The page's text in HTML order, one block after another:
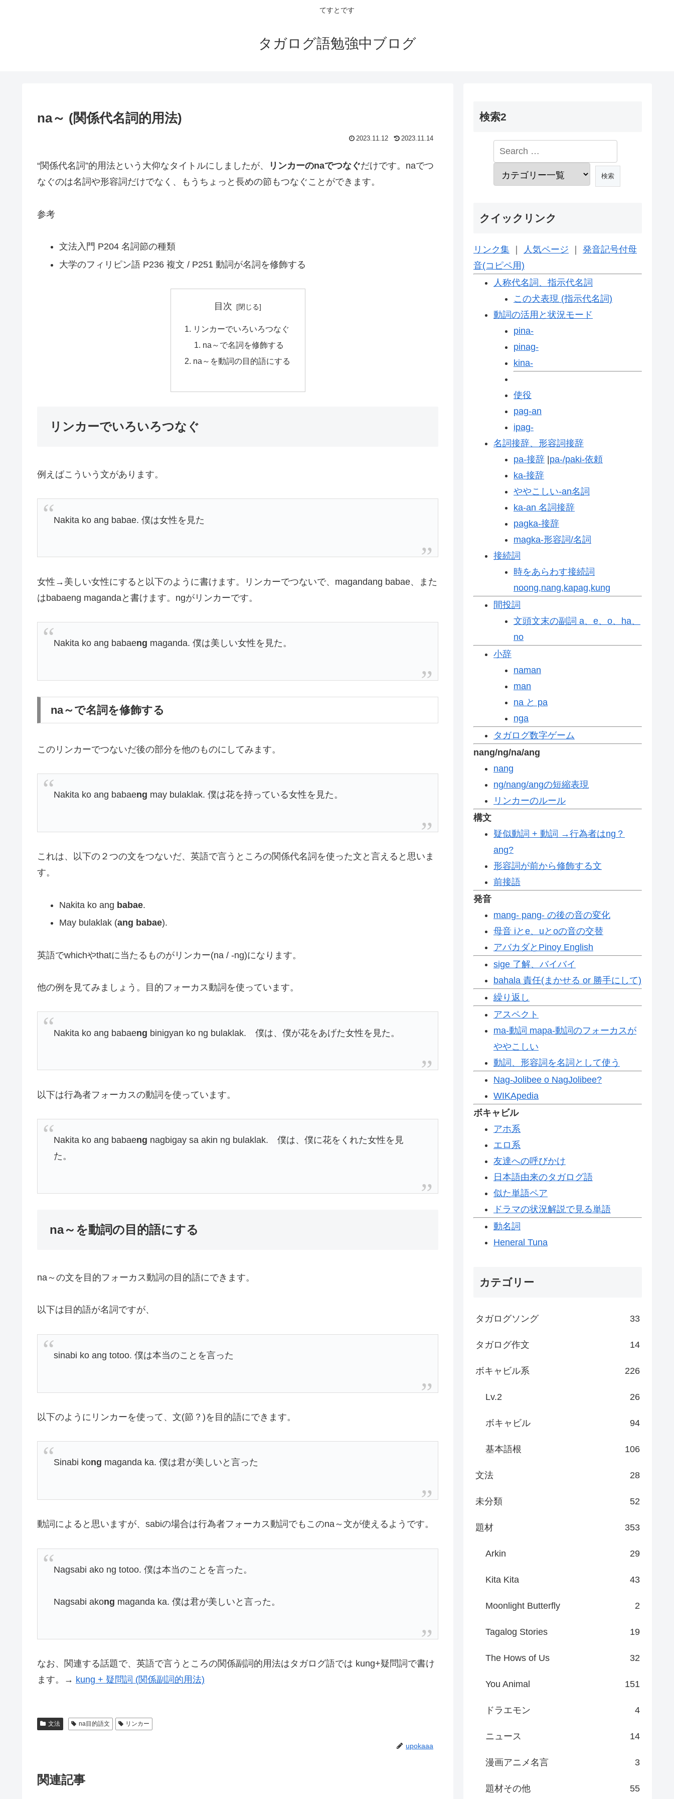
てすとです
タガログ語勉強中ブログ
na～ (関係代名詞的用法)
2023.11.12 2023.11.14
“関係代名詞”的用法という大仰なタイトルにしましたが、 リンカーのnaでつなぐだけです。naでつ
なぐのは名詞や形容詞だけでなく、もうちょっと長めの節もつなぐことができます。
参考
文法入門 P204 名詞節の種類
大学のフィリピン語 P236 複文 / P251 動詞が名詞を修飾する
目次
リンカーでいろいろつなぐ
na～で名詞を修飾する
na～を動詞の目的語にする
リンカーでいろいろつなぐ
例えばこういう文があります。
Nakita ko ang babae. 僕は女性を見た
女性→美しい女性にすると以下のように書けます。リンカーでつないで、magandang babae、また
はbabaeng magandaと書けます。ngがリンカーです。
Nakita ko ang babaeng maganda. 僕は美しい女性を見た。
na～で名詞を修飾する
このリンカーでつないだ後の部分を他のものにしてみます。
Nakita ko ang babaeng may bulaklak. 僕は花を持っている女性を見た。
これは、以下の２つの文をつないだ、英語で言うところの関係代名詞を使った文と言えると思いま
す。
Nakita ko ang babae.
May bulaklak (ang babae).
英語でwhichやthatに当たるものがリンカー(na / -ng)になります。
他の例を見てみましょう。目的フォーカス動詞を使っています。
Nakita ko ang babaeng binigyan ko ng bulaklak. 僕は、僕が花をあげた女性を見た。
以下は行為者フォーカスの動詞を使っています。
Nakita ko ang babaeng nagbigay sa akin ng bulaklak. 僕は、僕に花をくれた女性を見
た。
na～を動詞の目的語にする
na～の文を目的フォーカス動詞の目的語にできます。
以下は目的語が名詞ですが、
sinabi ko ang totoo. 僕は本当のことを言った
以下のようにリンカーを使って、文(節？)を目的語にできます。
Sinabi kong maganda ka. 僕は君が美しいと言った
動詞によると思いますが、sabiの場合は行為者フォーカス動詞でもこのna～文が使えるようです。
Nagsabi ako ng totoo. 僕は本当のことを言った。
Nagsabi akong maganda ka. 僕は君が美しいと言った。
なお、関連する話題で、英語で言うところの関係副詞的用法はタガログ語では kung+疑問詞で書け
ます。→ kung + 疑問詞 (関係副詞的用法)
文法 na目的語文 リンカー
upokaaa
関連記事
検索2
クイックリンク
リンク集 人気ページ
発音記号付母
音(コピペ用)
人称代名詞、指示代名詞
この犬表現 (指示代名詞)
動詞の活用と状況モード
pina-
pinag-
kina-
使役
pag-an
ipag-
名詞接辞、形容詞接辞
pa-接辞 pa-/paki-依頼
ka-接辞
ややこしい-an名詞
ka-an 名詞接辞
pagka-接辞
magka-形容詞/名詞
接続詞
時をあらわす接続詞
noong,nang,kapag,kung
間投詞
文頭文末の副詞 a、e、o、ha、
no
小辞
naman
man
na と pa
nga
タガログ数字ゲーム
nang/ng/na/ang
nang
ng/nang/angの短縮表現
リンカーのルール
構文
疑似動詞 + 動詞 →行為者はng？
ang?
形容詞が前から修飾する文
前接語
発音
mang- pang- の後の音の変化
母音 iとe、uとoの音の交替
アバカダとPinoy English
sige 了解、バイバイ
bahala 責任(まかせる or 勝手にして)
繰り返し
アスペクト
ma-動詞 mapa-動詞のフォーカスが
ややこしい
動詞、形容詞を名詞として使う
Nag-Jolibee o NagJolibee?
WIKApedia
ボキャビル
アホ系
エロ系
友達への呼びかけ
日本語由来のタガログ語
似た単語ペア
ドラマの状況解説で見る単語
動名詞
Heneral Tuna
カテゴリー
タガログソング 33
タガログ作文 14
ボキャビル系 226
Lv.2 26
ボキャビル 94
基本語根 106
文法 28
未分類 52
題材 353
Arkin 29
Kita Kita 43
Moonlight Butterfly 2
Tagalog Stories 19
The Hows of Us 32
You Animal 151
ドラエモン 4
ニュース 14
漫画アニメ名言 3
題材その他 55